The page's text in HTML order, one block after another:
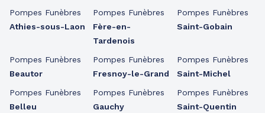
Pompes Funèbres
Athies-sous-Laon
Pompes Funèbres
Beautor
Pompes Funèbres
Belleu
Pompes Funèbres
Fère-en-
Tardenois
Pompes Funèbres
Fresnoy-le-Grand
Pompes Funèbres
Gauchy
Pompes Funèbres
Saint-Gobain
Pompes Funèbres
Saint-Michel
Pompes Funèbres
Saint-Quentin